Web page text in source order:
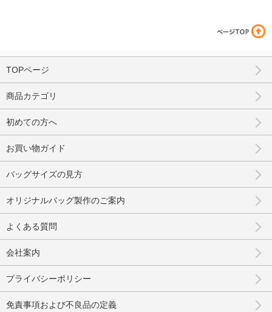
TOPページ
商品カテゴリ
初めての方へ
お買い物ガイド
バッグサイズの見方
オリジナルバッグ製作のご案内
よくある質問
会社案内
プライバシーポリシー
免責事項および不良品の定義